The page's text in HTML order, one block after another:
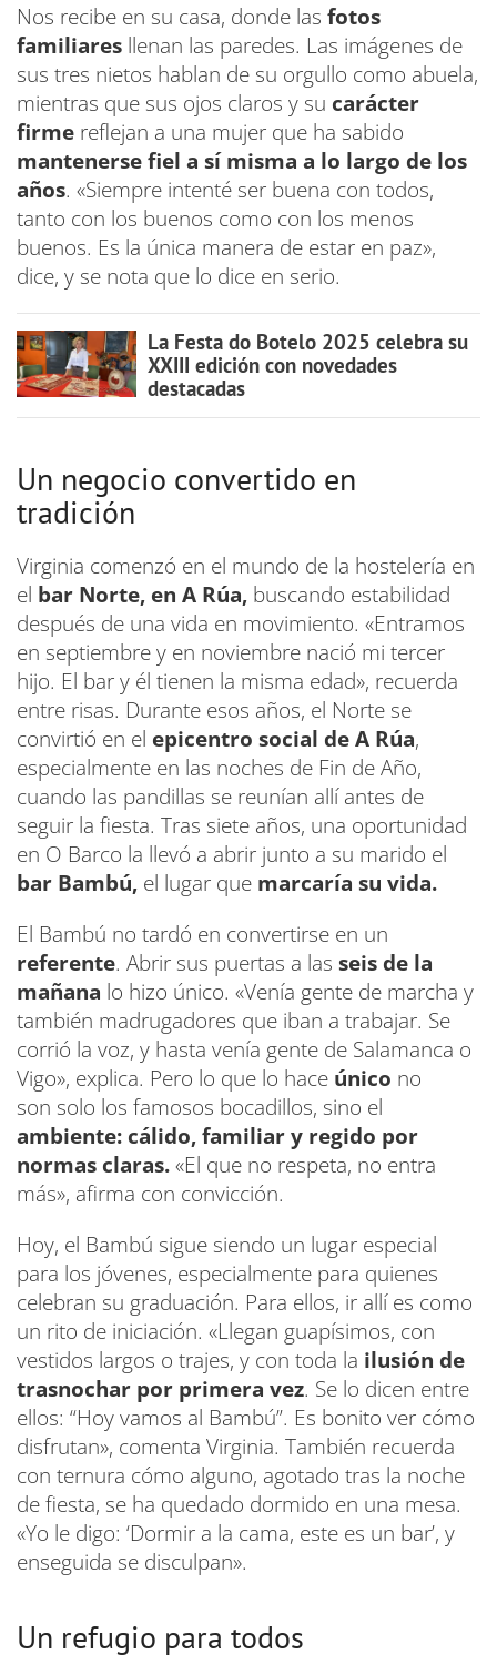
Nos recibe en su casa, donde las fotos
familiares llenan las paredes. Las imágenes de
sus tres nietos hablan de su orgullo como abuela,
mientras que sus ojos claros y su carácter
firme reflejan a una mujer que ha sabido
mantenerse fiel a sí misma a lo largo de los
años. «Siempre intenté ser buena con todos,
tanto con los buenos como con los menos
buenos. Es la única manera de estar en paz»,
dice, y se nota que lo dice en serio.
La Festa do Botelo 2025 celebra su
XXIII edición con novedades
destacadas
Un negocio convertido en
tradición
Virginia comenzó en el mundo de la hostelería en
el bar Norte, en A Rúa, buscando estabilidad
después de una vida en movimiento. «Entramos
en septiembre y en noviembre nació mi tercer
hijo. El bar y él tienen la misma edad», recuerda
entre risas. Durante esos años, el Norte se
convirtió en el epicentro social de A Rúa,
especialmente en las noches de Fin de Año,
cuando las pandillas se reunían allí antes de
seguir la fiesta. Tras siete años, una oportunidad
en O Barco la llevó a abrir junto a su marido el
bar Bambú, el lugar que marcaría su vida.
El Bambú no tardó en convertirse en un
referente. Abrir sus puertas a las seis de la
mañana lo hizo único. «Venía gente de marcha y
también madrugadores que iban a trabajar. Se
corrió la voz, y hasta venía gente de Salamanca o
Vigo», explica. Pero lo que lo hace único no
son solo los famosos bocadillos, sino el
ambiente: cálido, familiar y regido por
normas claras.«El que no respeta, no entra
más», afirma con convicción.
Hoy, el Bambú sigue siendo un lugar especial
para los jóvenes, especialmente para quienes
celebran su graduación. Para ellos, ir allí es como
un rito de iniciación. «Llegan guapísimos, con
vestidos largos o trajes, y con toda la ilusión de
trasnochar por primera vez. Se lo dicen entre
ellos: “Hoy vamos al Bambú”. Es bonito ver cómo
disfrutan», comenta Virginia. También recuerda
con ternura cómo alguno, agotado tras la noche
de fiesta, se ha quedado dormido en una mesa.
«Yo le digo: ‘Dormir a la cama, este es un bar’, y
enseguida se disculpan».
Un refugio para todos